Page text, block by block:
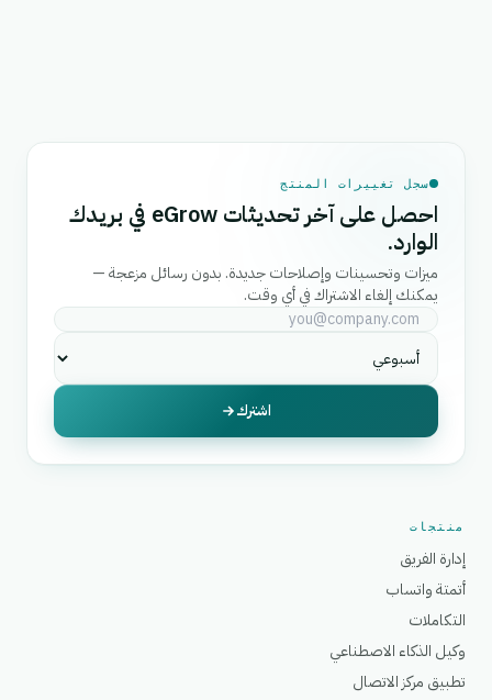
سجل تغييرات المنتج
احصل على آخر تحديثات eGrow في بريدك
الوارد.
ميزات وتحسينات وإصلاحات جديدة. بدون رسائل مزعجة —
يمكنك إلغاء الاشتراك في أي وقت.
اشترك
منتجات
إدارة الفريق
أتمتة واتساب
التكاملات
وكيل الذكاء الاصطناعي
تطبيق مركز الاتصال